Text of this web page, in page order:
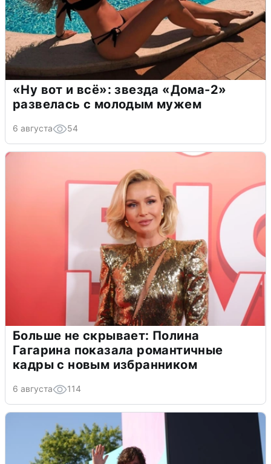
«Ну вот и всё»: звезда «Дома-2»
развелась с молодым мужем
6 августа 54
Больше не скрывает: Полина
Гагарина показала романтичные
кадры с новым избранником
6 августа 114